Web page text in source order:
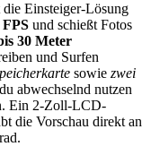
die Einsteiger-Lösung
FPS und schießt Fotos
30 Meter
und Surfen
sowie zwei
abwechselnd nutzen
Ein 2-Zoll-LCD-
die Vorschau direkt an